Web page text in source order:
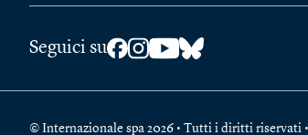
Seguici su
© Internazionale spa 2026 • Tutti i diritti riservati